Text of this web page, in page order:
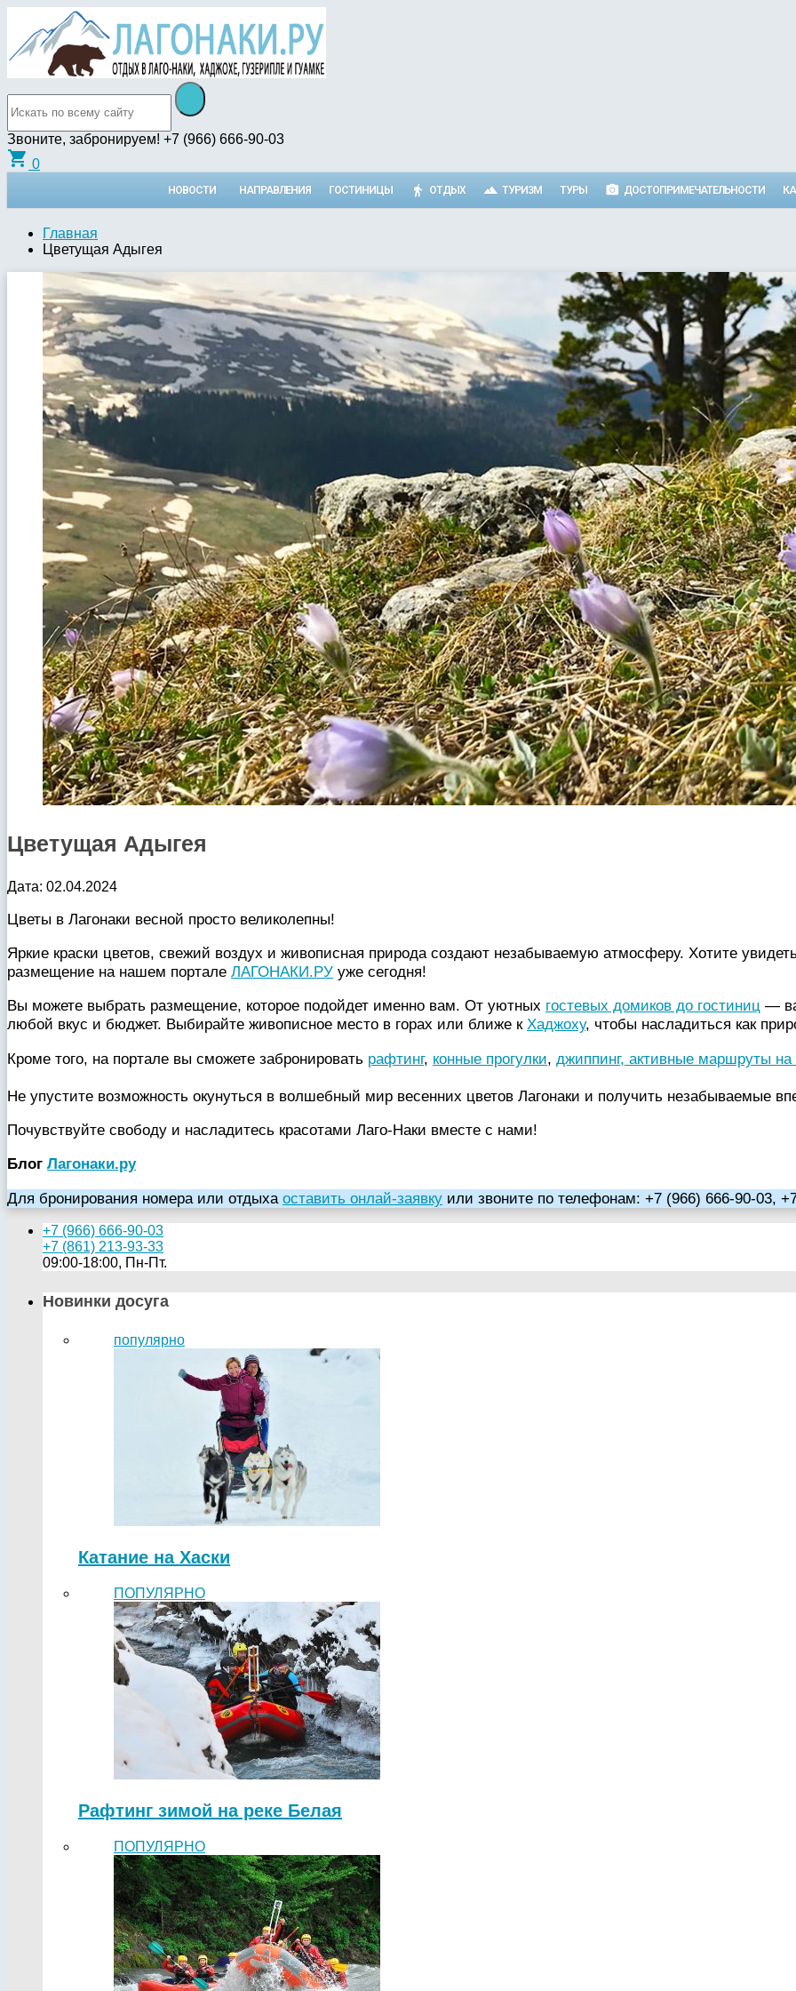
Звоните, забронируем! +7 (966) 666-90-03
shopping_cart 0
НОВОСТИ НАПРАВЛЕНИЯ ГОСТИНИЦЫ ОТДЫХ ТУРИЗМ ТУРЫ ДОСТОПРИМЕЧАТЕЛЬНОСТИ
Главная
Цветущая Адыгея
Цветущая Адыгея
Дата: 02.04.2024
Цветы в Лагонаки весной просто великолепны!
Яркие краски цветов, свежий воздух и живописная природа создают незабываемую атмосферу. Хотите
размещение на нашем портале ЛАГОНАКИ.РУ уже сегодня!
Вы можете выбрать размещение, которое подойдет именно вам. От уютных гостевых домиков до гостиниц —
любой вкус и бюджет. Выбирайте живописное место в горах или ближе к Хаджоху, чтобы насладиться как
Кроме того, на портале вы сможете забронировать рафтинг, конные прогулки, джиппинг, активные маршруты на
Не упустите возможность окунуться в волшебный мир весенних цветов Лагонаки и получить незабываемые
Почувствуйте свободу и насладитесь красотами Лаго-Наки вместе с нами!
Блог Лагонаки.ру
Для бронирования номера или отдыха оставить онлай-заявку или звоните по телефонам: +7 (966) 666-90-03,
+7 (966) 666-90-03
+7 (861) 213-93-33
09:00-18:00, Пн-Пт.
Новинки досуга
популярно
Катание на Хаски
ПОПУЛЯРНО
Рафтинг зимой на реке Белая
ПОПУЛЯРНО